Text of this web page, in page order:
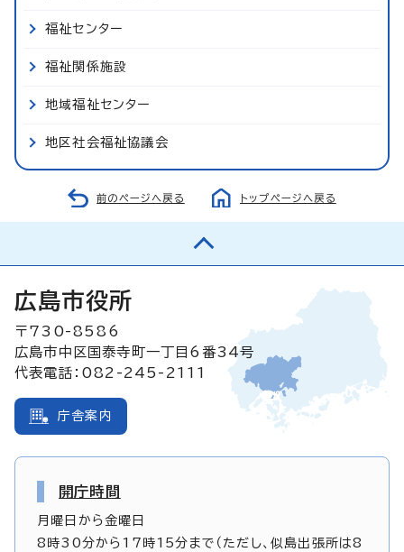
福祉センター
福祉関係施設
地域福祉センター
地区社会福祉協議会
前のページへ戻る トップページへ戻る
広島市役所
〒730-8586
広島市中区国泰寺町一丁目6番34号
代表電話：082-245-2111
庁舎案内
開庁時間
月曜日から金曜日
8時30分から17時15分まで（ただし、似島出張所は8